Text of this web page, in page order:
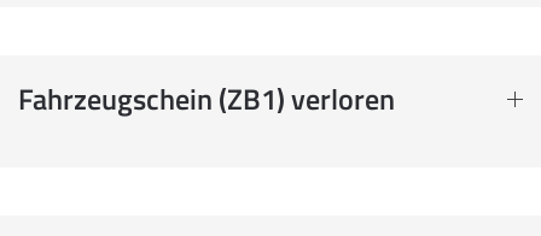
Fahrzeugschein (ZB1) verloren